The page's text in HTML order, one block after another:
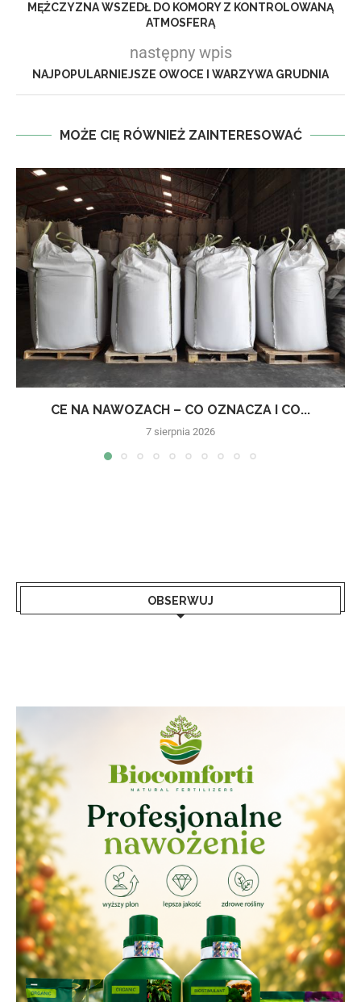
MĘŻCZYZNA WSZEDŁ DO KOMORY Z KONTROLOWANĄ
ATMOSFERĄ
następny wpis
NAJPOPULARNIEJSZE OWOCE I WARZYWA GRUDNIA
MOŻE CIĘ RÓWNIEŻ ZAINTERESOWAĆ
CE NA NAWOZACH – CO OZNACZA I CO...
7 sierpnia 2026
OBSERWUJ